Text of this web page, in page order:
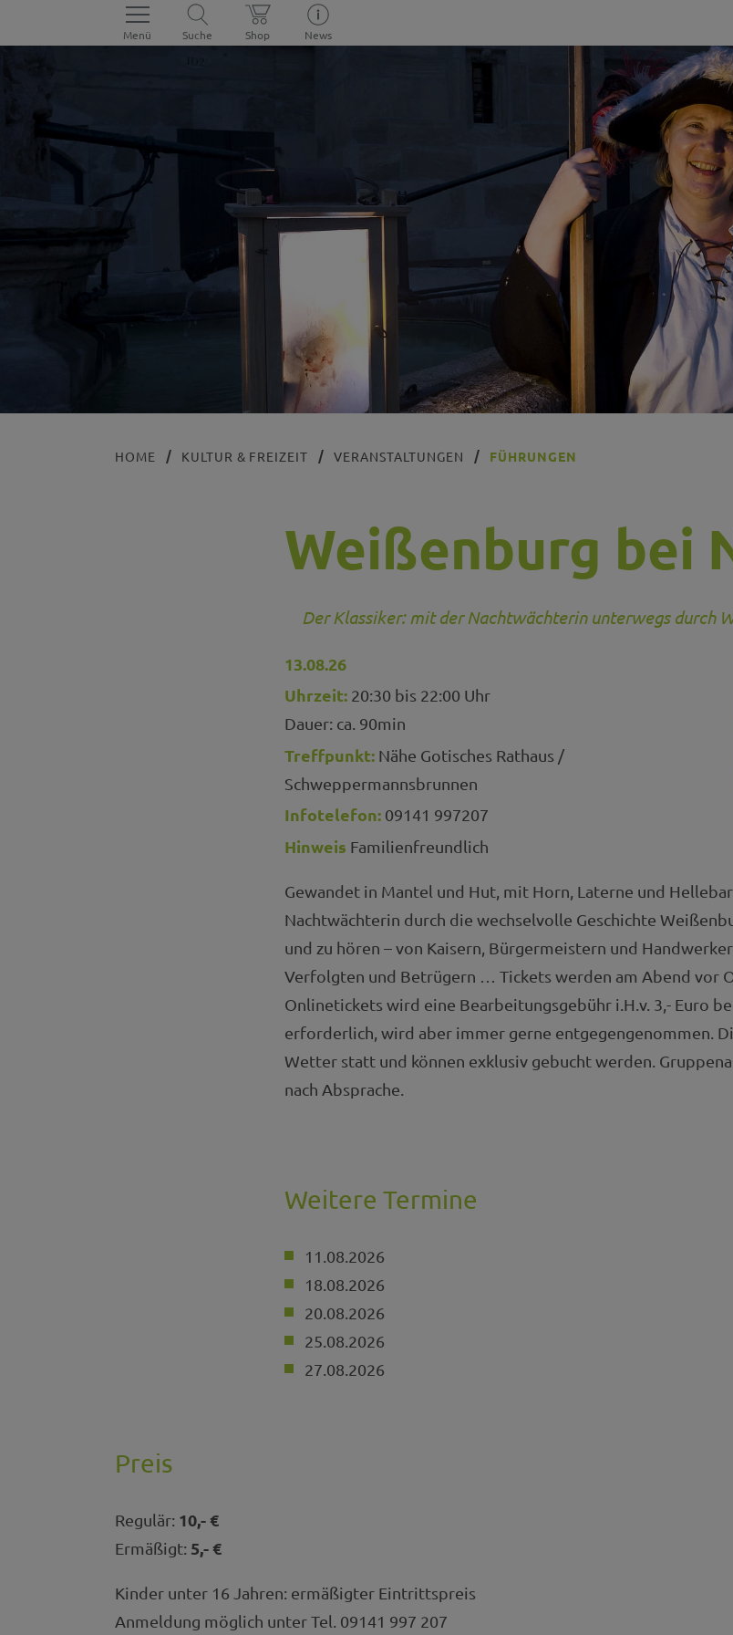
Menü Suche Shop News
HOME KULTUR & FREIZEIT VERANSTALTUNGEN FÜHRUNGEN
Weißenburg bei
Der Klassiker: mit der Nachtwächterin unterwegs durch
13.08.26
Uhrzeit: 20:30 bis 22:00 Uhr
Dauer: ca. 90min
Treffpunkt: Nähe Gotisches Rathaus /
Schweppermannsbrunnen
Infotelefon: 09141 997207
Hinweis Familienfreundlich
Gewandet in Mantel und Hut, mit Horn, Laterne und
Nachtwächterin durch die wechselvolle Geschichte
und zu hören – von Kaisern, Bürgermeistern und
Verfolgten und Betrügern … Tickets werden am Abend vor
Onlinetickets wird eine Bearbeitungsgebühr i.H.v. 3,- Euro
erforderlich, wird aber immer gerne entgegengenommen.
Wetter statt und können exklusiv gebucht werden.
nach Absprache.
Weitere Termine
11.08.2026
18.08.2026
20.08.2026
25.08.2026
27.08.2026
Preis
Regulär: 10,- €
Ermäßigt: 5,- €
Kinder unter 16 Jahren: ermäßigter Eintrittspreis
Anmeldung möglich unter Tel. 09141 997 207